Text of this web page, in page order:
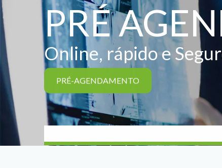
PRÉ
Online, rápido e
PRÉ-AGENDAMENTO